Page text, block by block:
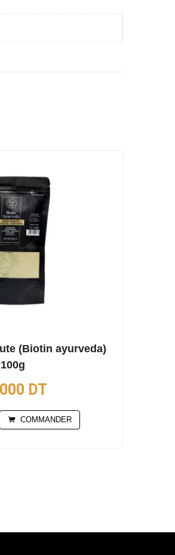
(Biotin ayurveda)
100g
DT
COMMANDER